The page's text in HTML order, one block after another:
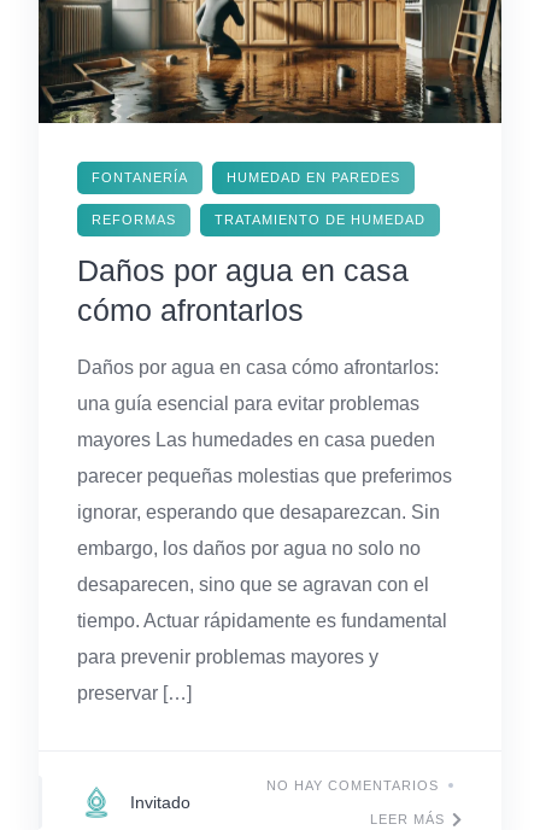
FONTANERÍA HUMEDAD EN PAREDES
REFORMAS TRATAMIENTO DE HUMEDAD
Daños por agua en casa
cómo afrontarlos
Daños por agua en casa cómo afrontarlos:
una guía esencial para evitar problemas
mayores Las humedades en casa pueden
parecer pequeñas molestias que preferimos
ignorar, esperando que desaparezcan. Sin
embargo, los daños por agua no solo no
desaparecen, sino que se agravan con el
tiempo. Actuar rápidamente es fundamental
para prevenir problemas mayores y
preservar […]
Invitado
NO HAY COMENTARIOS
LEER MÁS